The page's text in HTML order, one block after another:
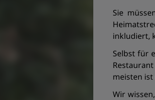
Sie
inkludiert,
Selbst für
meisten ist
Wir